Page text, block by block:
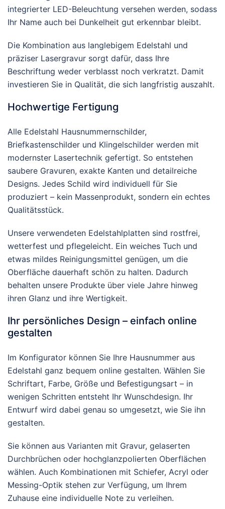
integrierter LED-Beleuchtung versehen werden, sodass
Ihr Name auch bei Dunkelheit gut erkennbar bleibt.
Die Kombination aus langlebigem Edelstahl und
präziser Lasergravur sorgt dafür, dass Ihre
Beschriftung weder verblasst noch verkratzt. Damit
investieren Sie in Qualität, die sich langfristig auszahlt.
Hochwertige Fertigung
Alle Edelstahl Hausnummernschilder,
Briefkastenschilder und Klingelschilder werden mit
modernster Lasertechnik gefertigt. So entstehen
saubere Gravuren, exakte Kanten und detailreiche
Designs. Jedes Schild wird individuell für Sie
produziert – kein Massenprodukt, sondern ein echtes
Qualitätsstück.
Unsere verwendeten Edelstahlplatten sind rostfrei,
wetterfest und pflegeleicht. Ein weiches Tuch und
etwas mildes Reinigungsmittel genügen, um die
Oberfläche dauerhaft schön zu halten. Dadurch
behalten unsere Produkte über viele Jahre hinweg
ihren Glanz und ihre Wertigkeit.
Ihr persönliches Design – einfach online
gestalten
Im Konfigurator können Sie Ihre Hausnummer aus
Edelstahl ganz bequem online gestalten. Wählen Sie
Schriftart, Farbe, Größe und Befestigungsart – in
wenigen Schritten entsteht Ihr Wunschdesign. Ihr
Entwurf wird dabei genau so umgesetzt, wie Sie ihn
gestalten.
Sie können aus Varianten mit Gravur, gelaserten
Durchbrüchen oder hochglanzpolierten Oberflächen
wählen. Auch Kombinationen mit Schiefer, Acryl oder
Messing-Optik stehen zur Verfügung, um Ihrem
Zuhause eine individuelle Note zu verleihen.